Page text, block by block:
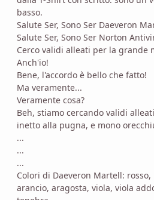
basso.
Salute Ser, Sono Ser Daeveron
Salute Ser, Sono Ser Norton
Cerco validi alleati per la grande
Anch'io!
Bene, l'accordo è bello che fatto!
Ma veramente...
Veramente cosa?
Beh, stiamo cercando validi
inetto alla pugna, e mono
...
...
...
Colori di Daeveron Martell:
arancio, aragosta, viola, viola